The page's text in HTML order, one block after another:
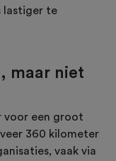
lastiger te
maar niet
voor een groot
360 kilometer
vaak via